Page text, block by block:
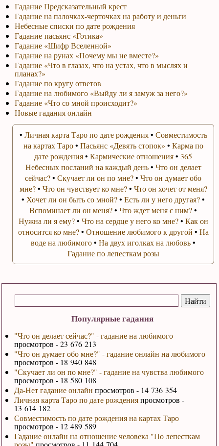
Популярные гадания
"Что он делает сейчас?" - гадание на любимого
просмотров - 23 676 213
"Что он думает обо мне?" - гадание онлайн на любимого
просмотров - 18 940 848
"Скучает ли он по мне?" - гадание на чувства любимого
просмотров - 18 580 108
Да-Нет гадание онлайн просмотров - 14 736 354
Личная карта Таро по дате рожденияпросмотров -
13 614 182
Совместимость по дате рождения на картах Таро
просмотров - 12 489 589
Гадание онлайн на отношение человека "По лепесткам
Гадание Предсказательный крест
Гадание на палочках-черточках на работу и деньги
Небесные списки по дате рождения
Гадание-пасьянс «Готика»
Гадание «Шифр Вселенной»
Гадание на рунах «Почему мы не вместе?»
Гадание «Что в глазах, что на устах, что в мыслях и
планах?»
Гадание по кругу ответов
Гадание на любимого «Выйду ли я замуж за него?»
Гадание «Что со мной происходит?»
Новые гадания онлайн
• Личная карта Таро по дате рождения• Совместимость
на картах Таро• Пасьянс «Девять стопок» • Карма по
дате рождения•Кармические отношения•365
Небесных посланий на каждый день• Что он делает
сейчас?•Скучает ли он по мне?•Что он думает обо
мне?• Что он чувствует ко мне?• Что он хочет от меня?
• Хочет ли он быть со мной?•Есть ли у него другая?•
Вспоминает ли он меня?•Что ждет меня с ним?•
Нужна ли я ему?• Что на сердце у него ко мне?• Как он
относится ко мне?• Отношение любимого к другой • На
воде на любимого•На двух иголках на любовь•
Гадание по лепесткам розы